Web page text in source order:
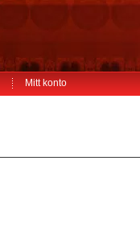
Mitt konto